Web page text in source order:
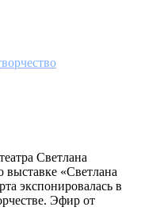
Светлана
выставке «Светлана
экспонировалась в
Эфир от